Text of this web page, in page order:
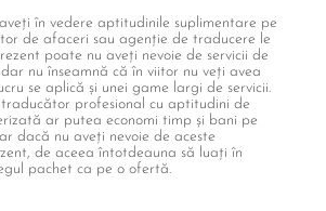
în vedere aptitudinile suplimentare pe
de afaceri sau agenție de traducere le
poate nu aveți nevoie de servicii de
nu înseamnă că în viitor nu veți avea
se aplică și unei game largi de servicii.
profesional cu aptitudini de
ar putea economi timp și bani pe
dacă nu aveți nevoie de aceste
de aceea întotdeauna să luați în
pachet ca pe o ofertă.